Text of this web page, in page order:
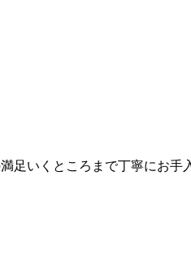
足いくところまで丁寧にお